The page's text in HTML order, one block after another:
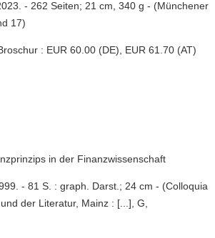
- 262 Seiten; 21 cm, 340 g - (Münchener
17)
: EUR 60.00 (DE), EUR 61.70 (AT)
in der Finanzwissenschaft
- 81 S. : graph. Darst.; 24 cm - (Colloquia
der Literatur, Mainz : [...], G,